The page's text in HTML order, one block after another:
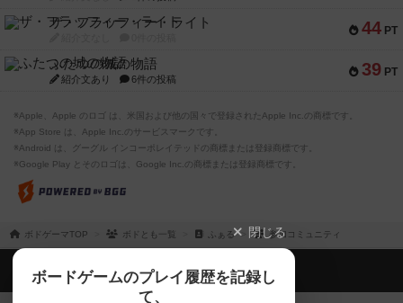
44 PT
ザ・フラッフィー・ライト
39 PT
ふたつの城の物語
紹介文あり 6件の投稿
※Apple、Apple のロゴ は、米国および他の国々で登録されたApple Inc.の商標です。
※App Store は、Apple Inc.のサービスマークです。
※Android は、グーグル インコーポレイテッドの商標または登録商標です。
※Google Play とそのロゴは、Google Inc.の商標または登録商標です。
ボドゲーマTOP ボドとも一覧 ふぁる 参加コミュニティ
閉じる
ボードゲームのプレイ履歴を記録し
て、
ボドゲーマTOP